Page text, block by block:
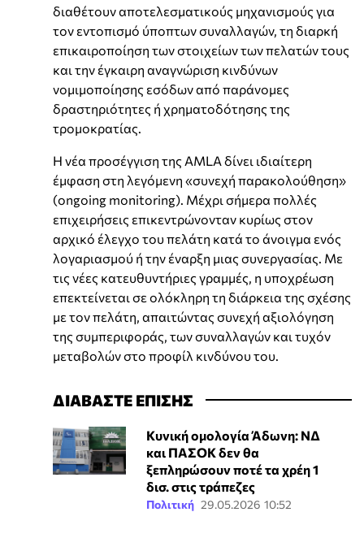
διαθέτουν αποτελεσματικούς μηχανισμούς για
τον εντοπισμό ύποπτων συναλλαγών, τη διαρκή
επικαιροποίηση των στοιχείων των πελατών τους
και την έγκαιρη αναγνώριση κινδύνων
νομιμοποίησης εσόδων από παράνομες
δραστηριότητες ή χρηματοδότησης της
τρομοκρατίας.
Η νέα προσέγγιση της AMLA δίνει ιδιαίτερη
έμφαση στη λεγόμενη «συνεχή παρακολούθηση»
(ongoing monitoring). Μέχρι σήμερα πολλές
επιχειρήσεις επικεντρώνονταν κυρίως στον
αρχικό έλεγχο του πελάτη κατά το άνοιγμα ενός
λογαριασμού ή την έναρξη μιας συνεργασίας. Με
τις νέες κατευθυντήριες γραμμές, η υποχρέωση
επεκτείνεται σε ολόκληρη τη διάρκεια της σχέσης
με τον πελάτη, απαιτώντας συνεχή αξιολόγηση
της συμπεριφοράς, των συναλλαγών και τυχόν
μεταβολών στο προφίλ κινδύνου του.
ΔΙΑΒΑΣΤΕ ΕΠΙΣΗΣ
Κυνική ομολογία Άδωνη: ΝΔ
και ΠΑΣΟΚ δεν θα
ξεπληρώσουν ποτέ τα χρέη 1
δισ. στις τράπεζες
Πολιτική 29.05.2026 10:52